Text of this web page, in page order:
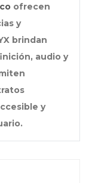
ofrecen
y
brindan
audio y
y